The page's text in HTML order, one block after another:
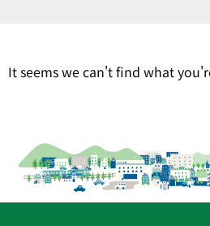
It seems we can't find what